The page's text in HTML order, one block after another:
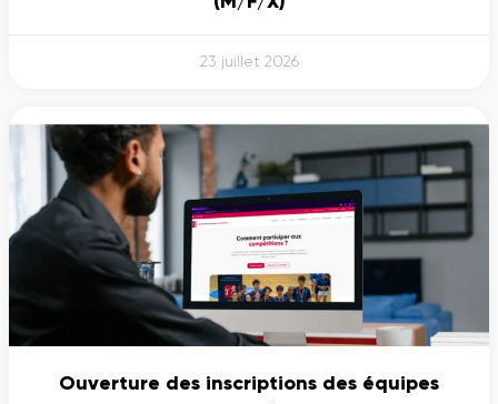
23 juillet 2026
Ouverture des inscriptions des équipes